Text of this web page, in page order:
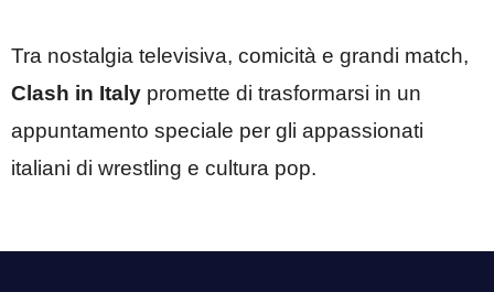
Tra nostalgia televisiva, comicità e grandi match,
Clash in Italy promette di trasformarsi in un
appuntamento speciale per gli appassionati
italiani di wrestling e cultura pop.